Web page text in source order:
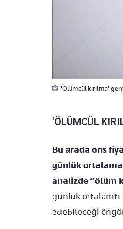
'Ölümcül kırılma'
‘ÖLÜMCÜL
Bu arada ons
günlük
analizde “ölüm
günlük ortalamtı
edebileceği